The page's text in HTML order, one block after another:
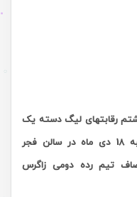
رقابتهای لیگ دسته یک
فوتسال باشگاههای کشور عصر پنجشنبه 18 دی ماه در سالن فجر
تیم رده دومی زاگرس